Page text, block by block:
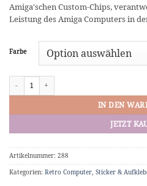
Amiga'schen Custom-Chips,
Leistung des Amiga Computers in
Farbe
IN DEN
JETZT
Artikelnummer: 288
Kategorien: Retro Computer, Sticker &